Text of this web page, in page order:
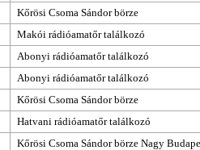
Kőrösi Csoma Sándor börze
Makói rádióamatőr találkozó
Abonyi rádióamatőr találkozó
Abonyi rádióamatőr találkozó
Kőrösi Csoma Sándor börze
Hatvani rádióamatőr találkozó
Kőrösi Csoma Sándor börze Nagy